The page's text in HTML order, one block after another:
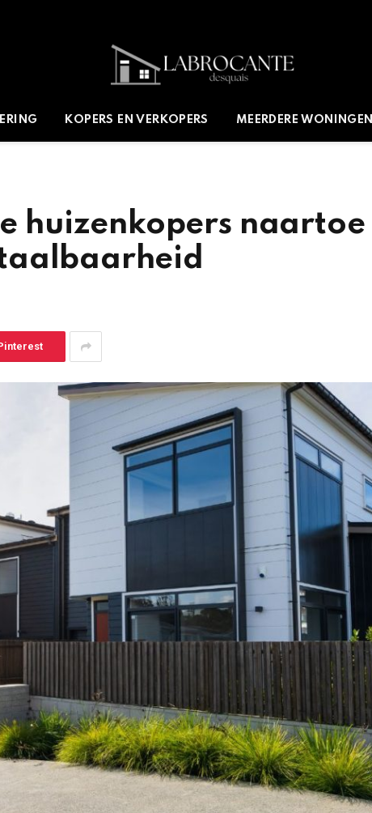
KOPERS EN VERKOPERS MEERDERE WONINGEN
huizenkopers naartoe